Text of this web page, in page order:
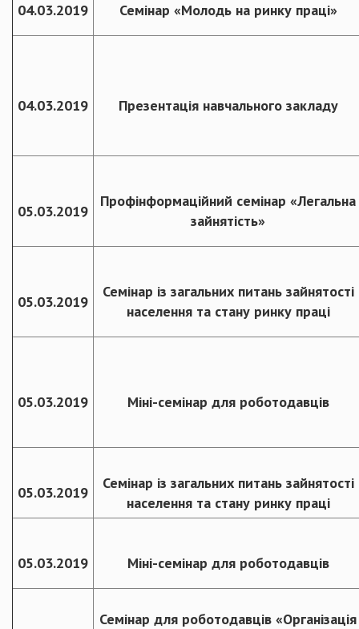
04.03.2019 Семінар «Молодь на ринку праці»
04.03.2019 Презентація навчального закладу
05.03.2019
Профінформаційний семінар «Легальна
зайнятість»
05.03.2019
Семінар із загальних питань зайнятості
населення та стану ринку праці
05.03.2019 Міні-семінар для роботодавців
05.03.2019
Семінар із загальних питань зайнятості
населення та стану ринку праці
05.03.2019 Міні-семінар для роботодавців
Семінар для роботодавців «Організація